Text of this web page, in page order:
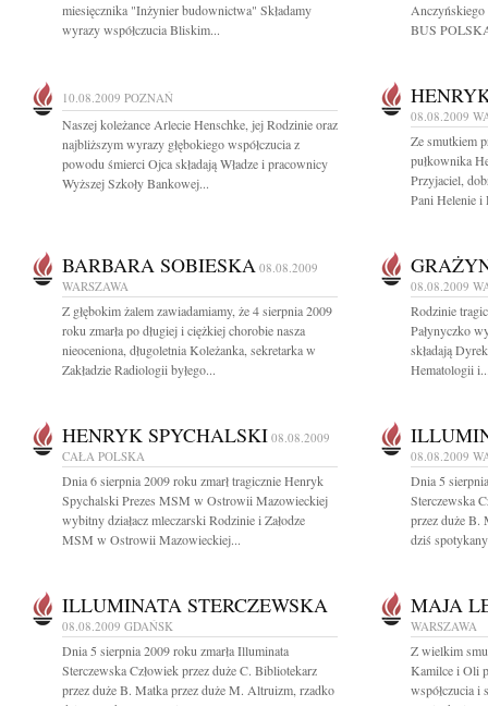
miesięcznika "Inżynier budownictwa" Składamy
wyrazy współczucia Bliskim...
BUS
10.08.2009 POZNAŃ
Naszej koleżance Arlecie Henschke, jej Rodzinie oraz
najbliższym wyrazy głębokiego współczucia z
powodu śmierci Ojca składają Władze i pracownicy
Wyższej Szkoły Bankowej...
08.08.2009
Ze smutkiem
pułkownika
Przyjaciel,
Pani Helenie i
BARBARA SOBIESKA 08.08.2009
WARSZAWA
Z głębokim żalem zawiadamiamy, że 4 sierpnia 2009
roku zmarła po długiej i ciężkiej chorobie nasza
nieoceniona, długoletnia Koleżanka, sekretarka w
Zakładzie Radiologii byłego...
08.08.2009
Rodzinie
Pałynyczko
składają
Hematologii
HENRYK SPYCHALSKI 08.08.2009
CAŁA POLSKA
Dnia 6 sierpnia 2009 roku zmarł tragicznie Henryk
Spychalski Prezes MSM w Ostrowii Mazowieckiej
wybitny działacz mleczarski Rodzinie i Załodze
MSM w Ostrowii Mazowieckiej...
08.08.2009
Dnia 5
Sterczewska
przez duże B.
dziś
ILLUMINATA STERCZEWSKA
08.08.2009 GDAŃSK
Dnia 5 sierpnia 2009 roku zmarła Illuminata
Sterczewska Człowiek przez duże C. Bibliotekarz
przez duże B. Matka przez duże M. Altruizm, rzadko
MAJA
WARSZAWA
Z wielkim
Kamilce i Oli
współczucia i